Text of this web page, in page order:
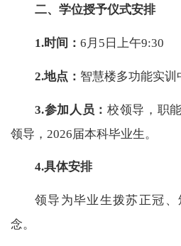
二、学位授予仪式安排
1.时间： 6月5日上午9:30
2.地点： 智慧楼多功能实训
3.参加人员： 校领导，职
领导，2026届本科毕业生。
4.具体安排
领导为毕业生拨苏正冠
念。